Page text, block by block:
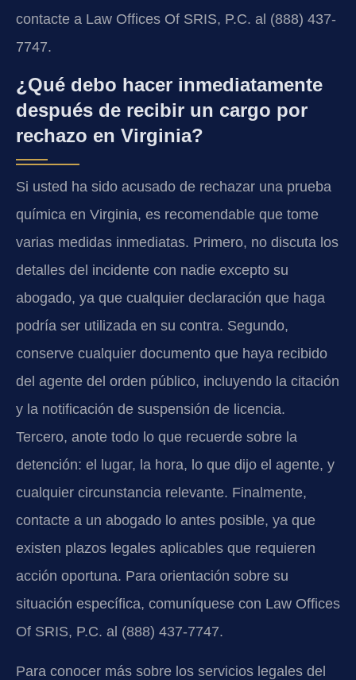
contacte a Law Offices Of SRIS, P.C. al (888) 437-
7747.
¿Qué debo hacer inmediatamente
después de recibir un cargo por
rechazo en Virginia?
Si usted ha sido acusado de rechazar una prueba
química en Virginia, es recomendable que tome
varias medidas inmediatas. Primero, no discuta los
detalles del incidente con nadie excepto su
abogado, ya que cualquier declaración que haga
podría ser utilizada en su contra. Segundo,
conserve cualquier documento que haya recibido
del agente del orden público, incluyendo la citación
y la notificación de suspensión de licencia.
Tercero, anote todo lo que recuerde sobre la
detención: el lugar, la hora, lo que dijo el agente, y
cualquier circunstancia relevante. Finalmente,
contacte a un abogado lo antes posible, ya que
existen plazos legales aplicables que requieren
acción oportuna. Para orientación sobre su
situación específica, comuníquese con Law Offices
Of SRIS, P.C. al (888) 437-7747.
Para conocer más sobre los servicios legales del